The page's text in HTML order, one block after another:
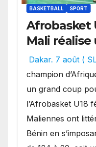
BASKETBALL SPORT
Afrobasket
Mali
festival
une lourde
Bénin.
Dakar. 7 août (
champion
un grand coup
l’Afrobasket U18
Maliennes ont
Bénin en